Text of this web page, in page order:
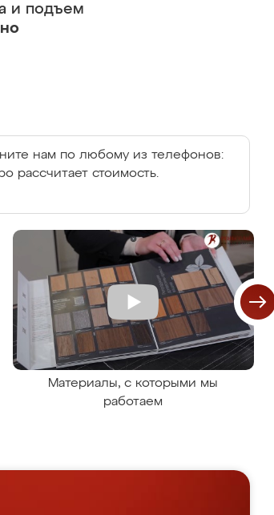
и подъем
нам по любому из телефонов:
рассчитает стоимость.
Материалы, с которыми мы
работаем